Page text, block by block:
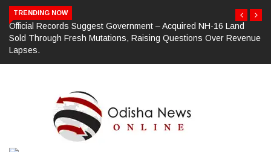
TRENDING NOW
NH-16 Land
Over Revenue
ଗଜପତି : ଭାରତୀୟ ଜନତା ପାର୍ଟି ପକ୍ଷରୁ ମଣ୍ଡଳ ବୈଠକ ଓ
କାର୍ଯ୍ୟକ୍ରମ ଅନୁଷ୍ଠିତ ଗଣେଶ କୁମାର ରାଜୁଙ୍କ ରିପୋର୍ଟ